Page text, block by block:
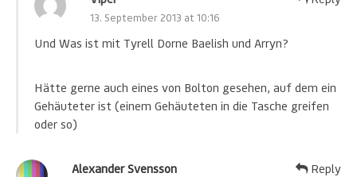
13. September 2013 at 10:16
Und Was ist mit Tyrell Dorne Baelish und Arryn?
Hätte gerne auch eines von Bolton gesehen, auf dem ein
Gehäuteter ist (einem Gehäuteten in die Tasche greifen
oder so)
Alexander Svensson Reply